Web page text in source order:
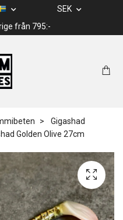
SEK
från 795:-
Gigashad
Golden Olive 27cm